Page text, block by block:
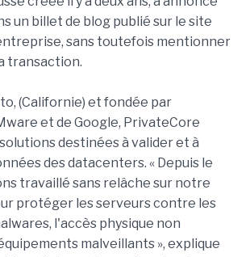
un billet de blog publié sur le site
sans toutefois mentionner
transaction.
(Californie) et fondée par
et de Google, PrivateCore
destinées à valider et à
des datacenters. « Depuis le
travaillé sans relâche sur notre
protéger les serveurs contre les
l'accès physique non
malveillants », explique